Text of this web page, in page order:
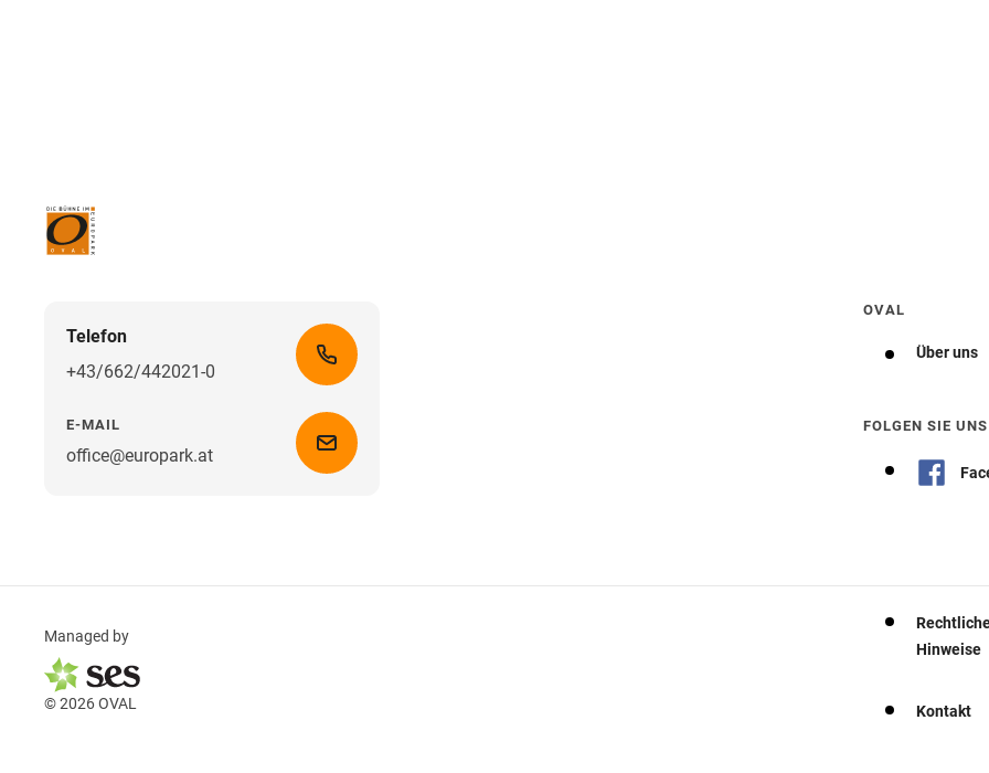
Telefon
+43/662/442021-0
E-MAIL
office@europark.at
OVAL
Über uns
FOLGEN SIE
Managed by
© 2026 OVAL
Hinweise
Kontakt